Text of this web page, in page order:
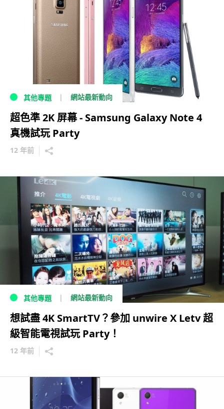
其他專題 網站最新動向
超色準 2K 屏幕 - Samsung Galaxy Note 4
真機試玩 Party
12 年前
其他專題 網站最新動向
想試盡 4K SmartTV？參加 unwire X Letv 超
級智能電視試玩 Party！
12 年前